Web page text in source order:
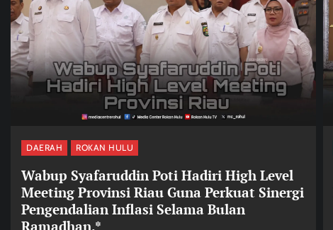
DAERAH ROKAN HULU
Wabup Syafaruddin Poti Hadiri High Level
Meeting Provinsi Riau Guna Perkuat Sinergi
Pengendalian Inflasi Selama Bulan
Ramadhan.*